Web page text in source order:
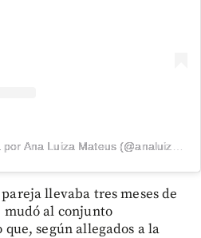
llevaba tres meses de
mudó al conjunto
según allegados a la